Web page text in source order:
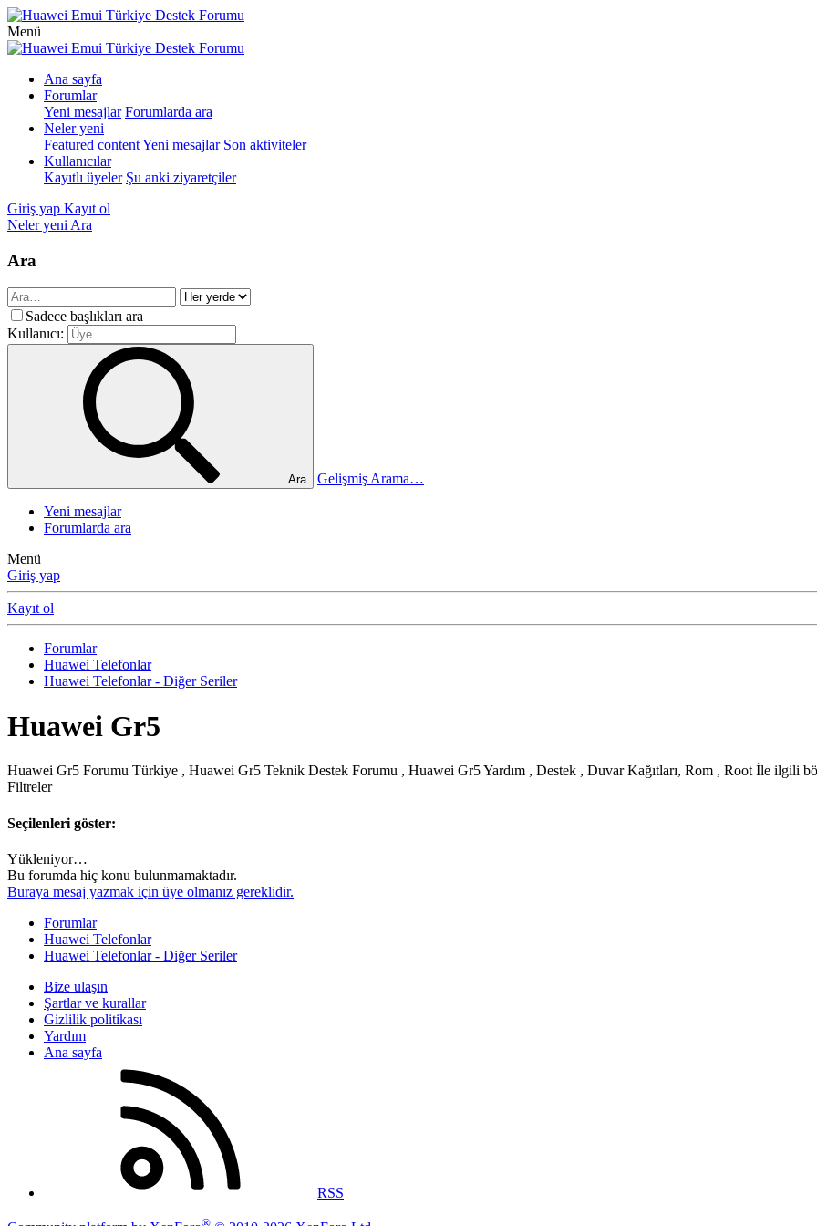
Menü
Ana sayfa
Forumlar
Yeni mesajlar Forumlarda ara
Neler yeni
Featured contentYeni mesajlar Son aktiviteler
Kullanıcılar
Kayıtlı üyeler Şu anki ziyaretçiler
Giriş yap Kayıt ol
Neler yeni Ara
Ara
Sadece başlıkları ara
Kullanıcı:
Ara Gelişmiş Arama…
Yeni mesajlar
Forumlarda ara
Menü
Giriş yap
Kayıt ol
Forumlar
Huawei Telefonlar
Huawei Telefonlar - Diğer Seriler
Huawei Gr5
Huawei Gr5 Forumu Türkiye , Huawei Gr5 Teknik Destek Forumu , Huawei Gr5 Yardım , Destek , Duvar Kağıtları, Rom , Root İle ilgili
Filtreler
Seçilenleri göster:
Yükleniyor…
Bu forumda hiç konu bulunmamaktadır.
Buraya mesaj yazmak için üye olmanız gereklidir.
Forumlar
Huawei Telefonlar
Huawei Telefonlar - Diğer Seriler
Bize ulaşın
Şartlar ve kurallar
Gizlilik politikası
Yardım
Ana sayfa
RSS
®